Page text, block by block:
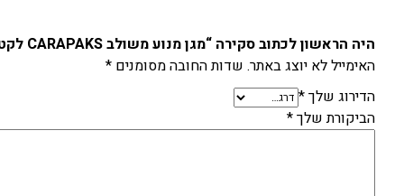
היה הראשון לכתוב סקירה “מגן מנוע משולב CARAPAKS לקטמ/הסקוורנה 20-22 250/300”
האימייל לא יוצג באתר. שדות החובה מסומנים *
הדירוג שלך*
הביקורת שלך*